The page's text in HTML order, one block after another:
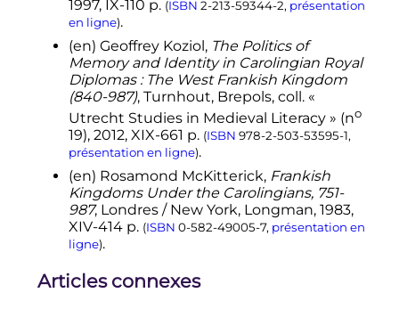
1997, IX-110 p. (ISBN 2-213-59344-2, présentation
en ligne).
(en) Geoffrey Koziol , The Politics of
Memory and Identity in Carolingian Royal
Diplomas : The West Frankish Kingdom
(840-987), Turnhout, Brepols, coll.«
Utrecht Studies in Medieval Literacy » (no
19), 2012, XIX-661 p. (ISBN 978-2-503-53595-1,
présentation en ligne).
(en) Rosamond McKitterick, Frankish
Kingdoms Under the Carolingians, 751-
987, Londres / New York, Longman, 1983,
XIV-414 p. (ISBN 0-582-49005-7, présentation en
ligne).
Articles connexes